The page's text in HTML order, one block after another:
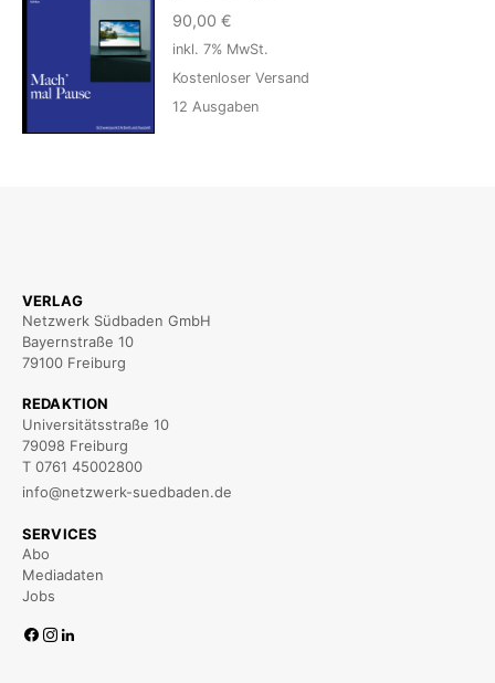
90,00 €
inkl. 7% MwSt.
Kostenloser Versand
12 Ausgaben
VERLAG
Netzwerk Südbaden GmbH
Bayernstraße 10
79100 Freiburg
REDAKTION
Universitätsstraße 10
79098 Freiburg
T 0761 45002800
info@netzwerk-suedbaden.de
SERVICES
Abo
Mediadaten
Jobs